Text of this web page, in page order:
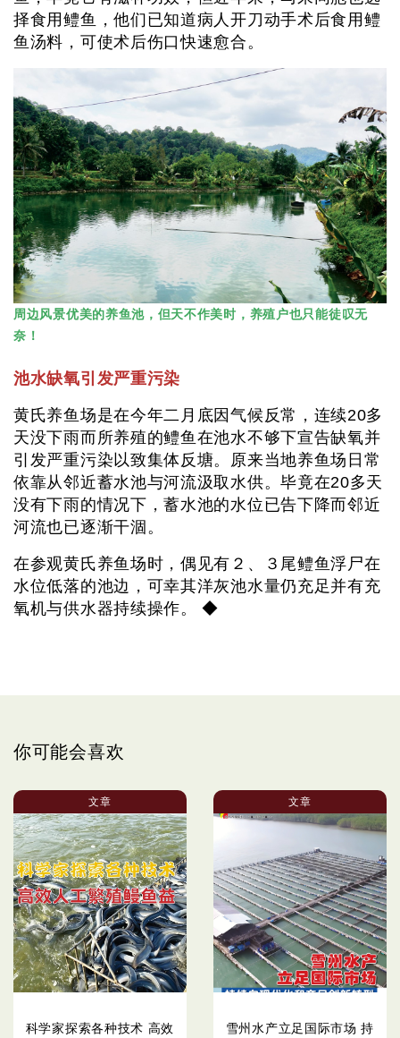
择食用鳢鱼，他们已知道病人开刀动手术后食用鳢
鱼汤料，可使术后伤口快速愈合。
周边风景优美的养鱼池，但天不作美时，养殖户也只能徒叹无
奈！
池水缺氧引发严重污染
黄氏养鱼场是在今年二月底因气候反常，连续20多
天没下雨而所养殖的鳢鱼在池水不够下宣告缺氧并
引发严重污染以致集体反塘。原来当地养鱼场日常
依靠从邻近蓄水池与河流汲取水供。毕竟在20多天
没有下雨的情况下，蓄水池的水位已告下降而邻近
河流也已逐渐干涸。
在参观黄氏养鱼场时，偶见有２、３尾鳢鱼浮尸在
水位低落的池边，可幸其洋灰池水量仍充足并有充
氧机与供水器持续操作。 ◆
你可能会喜欢
文章
科学家探索各种技术 高效
文章
雪州水产立足国际市场 持